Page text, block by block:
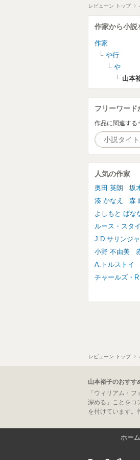
レビューン トップ
作家から小説
作家
や行
や
山本
フリーワード
作品に関連する
人気の作家
奥田 英朗 坂
湊 かなえ
森
よしもと ばな
ルース・スタ
J.D.サリンジ
小野 不由美
A.トルストイ
チャールズ・
レビューン トップ
山本裕子のおすす
「ウィリアム・
深める」ことをコ
を付けています。
ホーム